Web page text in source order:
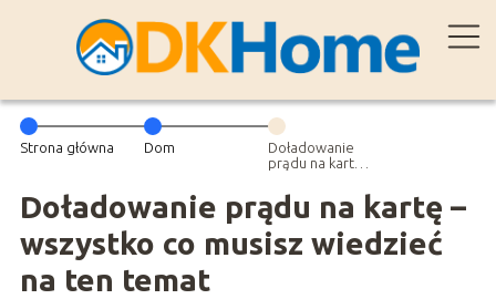
Strona główna Dom
Doładowanie
prądu na kartę –
musisz wiedzieć
na ten temat
Doładowanie prądu na kartę –
wszystko co musisz wiedzieć
na ten temat